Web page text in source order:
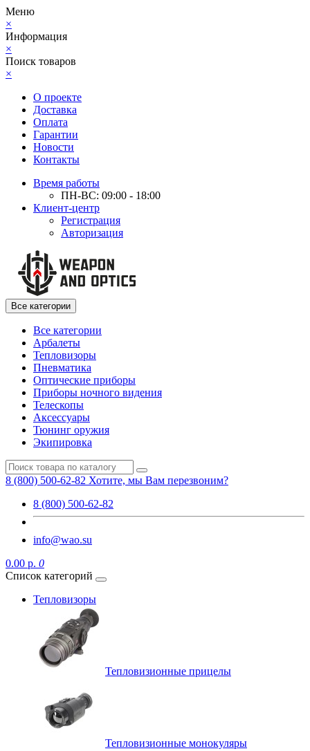
Меню
×
Информация
×
Поиск товаров
×
О проекте
Доставка
Оплата
Гарантии
Новости
Контакты
Время работы
ПН-ВС: 09:00 - 18:00
Клиент-центр
Регистрация
Авторизация
Все категории
Все категории
Арбалеты
Тепловизоры
Пневматика
Оптические приборы
Приборы ночного видения
Телескопы
Аксессуары
Тюнинг оружия
Экипировка
8 (800) 500-62-82 Хотите, мы Вам перезвоним?
8 (800) 500-62-82
info@wao.su
0.00 р. 0
Список категорий
Тепловизоры
Тепловизионные прицелы
Тепловизионные монокуляры